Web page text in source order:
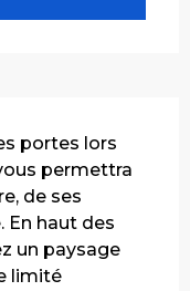
portes lors
permettra
de ses
En haut des
un paysage
limité